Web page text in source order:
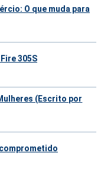
O que muda para
305S
(Escrito por